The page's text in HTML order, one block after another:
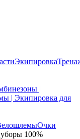
Экипировка
|
| Экипировка для
Очки
100%